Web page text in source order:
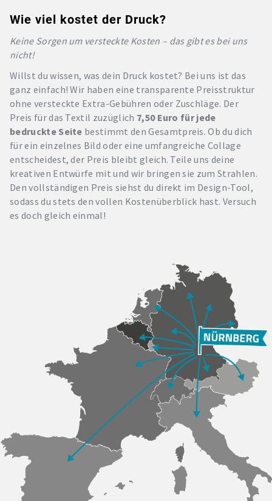
Wie viel kostet der Druck?
Keine Sorgen um versteckte Kosten – das gibt es bei uns
nicht!
Willst du wissen, was dein Druck kostet? Bei uns ist das
ganz einfach! Wir haben eine transparente Preisstruktur
ohne versteckte Extra-Gebühren oder Zuschläge. Der
Preis für das Textil zuzüglich 7,50 Euro für jede
bedruckte Seite bestimmt den Gesamtpreis. Ob du dich
für ein einzelnes Bild oder eine umfangreiche Collage
entscheidest, der Preis bleibt gleich. Teile uns deine
kreativen Entwürfe mit und wir bringen sie zum Strahlen.
Den vollständigen Preis siehst du direkt im Design-Tool,
sodass du stets den vollen Kostenüberblick hast. Versuch
es doch gleich einmal!